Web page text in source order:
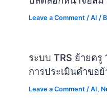
Leave a Comment /AI /
ระบบ TRS ย้ายครู
การประเมินคำขอย้
Leave a Comment /AI,